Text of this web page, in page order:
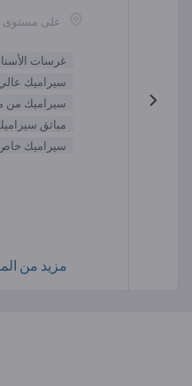
على مستوى
غرسات
سيراميك عالي
سيراميك من
مباثق
سيراميك
مزيد من